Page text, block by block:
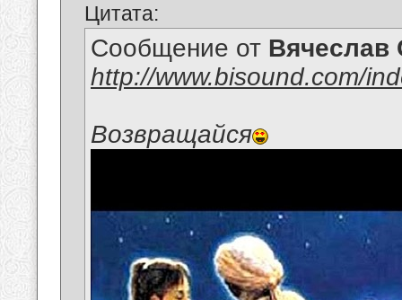
Цитата:
Сообщение от Вячеслав
http://www.bisound.com/
Возвращайся